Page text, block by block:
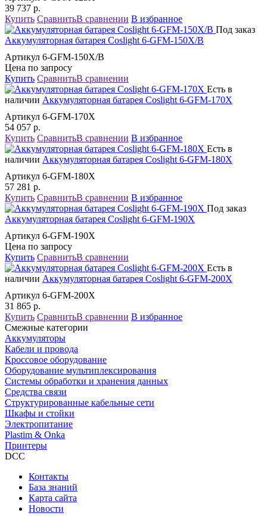
39 737 р.
Купить СравнитьВ сравнении В избранное
Под заказ
Аккумуляторная батарея Coslight 6-GFM-150X/В
Артикул 6-GFM-150X/В
Цена по запросу
Купить СравнитьВ сравнении
Есть в
наличии Аккумуляторная батарея Coslight 6-GFM-170X
Артикул 6-GFM-170X
54 057 р.
Купить СравнитьВ сравнении В избранное
Есть в
наличии Аккумуляторная батарея Coslight 6-GFM-180X
Артикул 6-GFM-180X
57 281 р.
Купить СравнитьВ сравнении В избранное
Под заказ
Аккумуляторная батарея Coslight 6-GFM-190X
Артикул 6-GFM-190X
Цена по запросу
Купить СравнитьВ сравнении
Есть в
наличии Аккумуляторная батарея Coslight 6-GFM-200X
Артикул 6-GFM-200X
31 865 р.
Купить СравнитьВ сравнении В избранное
Смежные категории
Аккумуляторы
Кабели и провода
Кроссовое оборудование
Оборудование мультиплексирования
Системы обработки и хранения данных
Средства связи
Структурированные кабельные сети
Шкафы и стойки
Электропитание
Plastim & Onka
Принтеры
DCC
Контакты
База знаний
Карта сайта
Новости